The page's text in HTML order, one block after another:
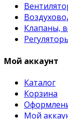
Клапаны,
Мой аккаунт
Каталог
Корзина
Мой